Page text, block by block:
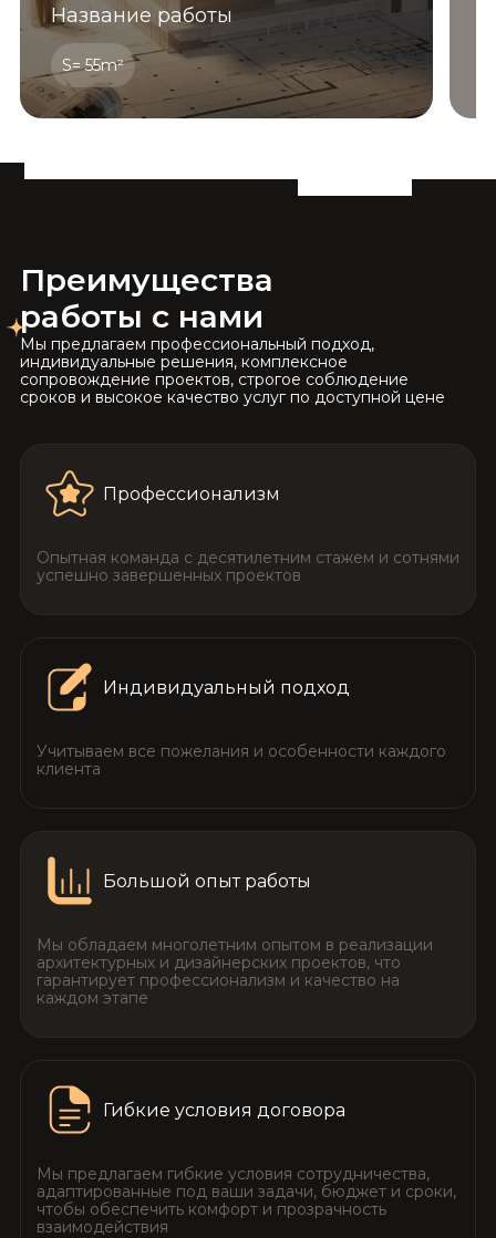
Название работы
S= 55m²
Преимущества
работы с нами
Мы предлагаем профессиональный подход,
индивидуальные решения, комплексное
сопровождение проектов, строгое соблюдение
сроков и высокое качество услуг по доступной цене
Профессионализм
Опытная команда с десятилетним стажем и сотнями
успешно завершенных проектов
Индивидуальный подход
Учитываем все пожелания и особенности каждого
клиента
Большой опыт работы
Мы обладаем многолетним опытом в реализации
архитектурных и дизайнерских проектов, что
гарантирует профессионализм и качество на
каждом этапе
Гибкие условия договора
Мы предлагаем гибкие условия сотрудничества,
адаптированные под ваши задачи, бюджет и сроки,
чтобы обеспечить комфорт и прозрачность
взаимодействия